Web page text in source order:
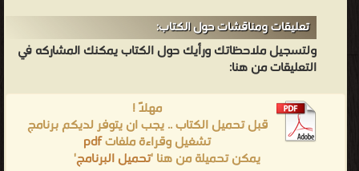
تعليقات ومناقشات حول الكتاب:
ولتسجيل ملاحظاتك ورأيك حول الكتاب يمكنك المشاركه في
التعليقات من هنا:
مهلاً !
قبل تحميل الكتاب .. يجب ان يتوفر لديكم برنامج
تشغيل وقراءة ملفاتpdf
يمكن تحميلة من هنا 'تحميل البرنامج'